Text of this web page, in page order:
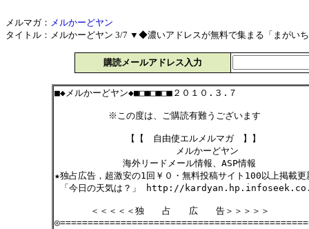
メルマガ： メルかーどヤン
タイトル：メルかーどヤン 3/7 ▼◆濃いアドレスが無料で集まる「まが
購読メールアドレス入力
■◆メルかーどヤン◆■□■□■□■２０１０.３.７
※この度は、ご購読有難うございます
【【 自由使エルメルマガ 】】
メルかーどヤン
海外リードメール情報、ASP情報
★独占広告，超激安の1回￥０・無料投稿サイト100以上掲載
「今日の天気は？」 http://
＜＜＜＜＜独 占 広 告＞＞＞＞＞